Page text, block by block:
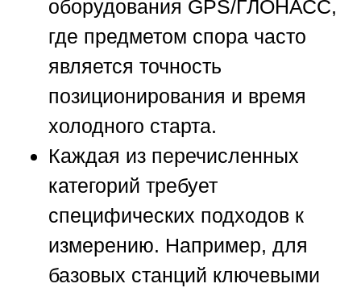
оборудования GPS/ГЛОНАСС,
где предметом спора часто
является точность
позиционирования и время
холодного старта.
Каждая из перечисленных
категорий требует
специфических подходов к
измерению. Например, для
базовых станций ключевыми